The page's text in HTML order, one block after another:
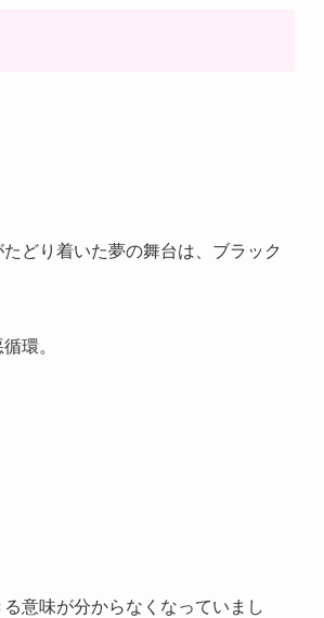
どり着いた夢の舞台は、ブラック
環。
意味が分からなくなっていまし